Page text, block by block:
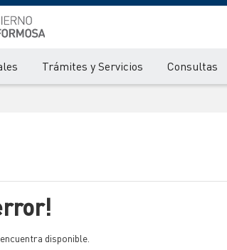
Trámites y Servicios Consultas
disponible.